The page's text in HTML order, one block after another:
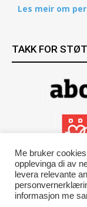
Les meir om
TAKK FOR
Me bruker
opplevinga di av
levera relevante
informasjon me